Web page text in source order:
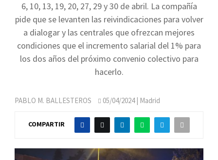
6, 10, 13, 19, 20, 27, 29 y 30 de abril. La compañía
pide que se levanten las reivindicaciones para volver
a dialogar y las centrales que ofrezcan mejores
condiciones que el incremento salarial del 1% para
los dos años del próximo convenio colectivo para
hacerlo.
PABLO M. BALLESTEROS 05/04/2024| Madrid
COMPARTIR